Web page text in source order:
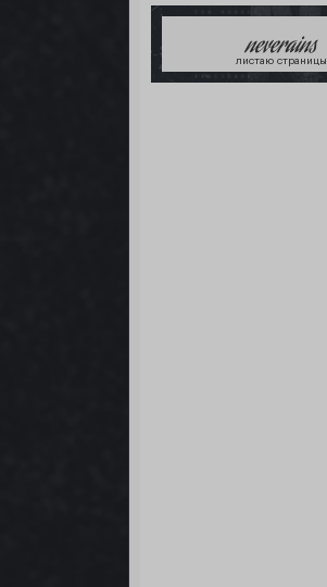
neverains
листаю страницы